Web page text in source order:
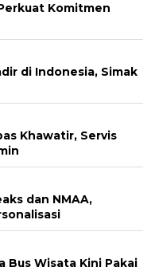
Komitmen
di Indonesia, Simak
Khawatir, Servis
dan NMAA,
Bus Wisata Kini Pakai